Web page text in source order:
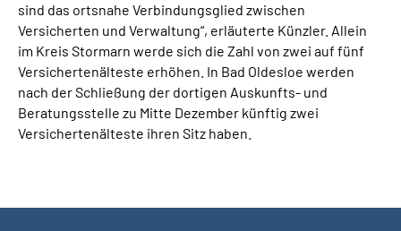
sind das ortsnahe Verbindungsglied zwischen
Versicherten und Verwaltung“, erläuterte Künzler. Allein
im Kreis Stormarn werde sich die Zahl von zwei auf fünf
Versichertenälteste erhöhen. In Bad Oldesloe werden
nach der Schließung der dortigen Auskunfts- und
Beratungsstelle zu Mitte Dezember künftig zwei
Versichertenälteste ihren Sitz haben.